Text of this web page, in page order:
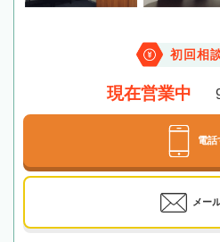
初回相
現在営業中
電話
メー